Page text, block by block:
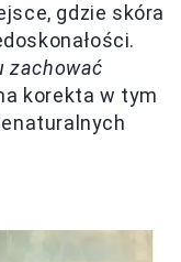
gdzie skóra
zachować
korekta w tym